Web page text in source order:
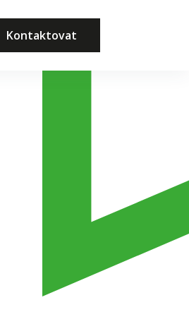
Kontaktovat